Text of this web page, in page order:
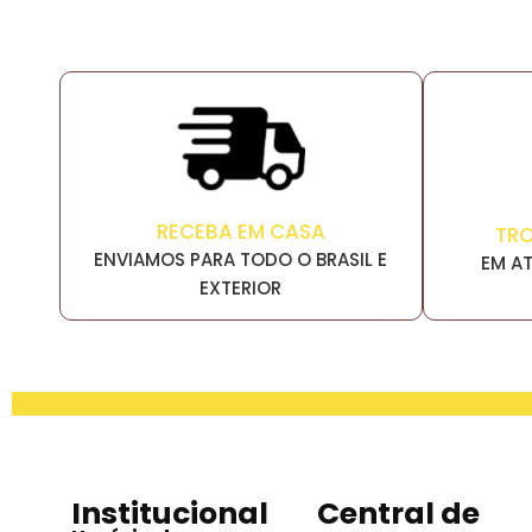
RECEBA EM CASA
ENVIAMOS PARA TODO O BRASIL E
EXTERIOR
EM
Institucional Central de